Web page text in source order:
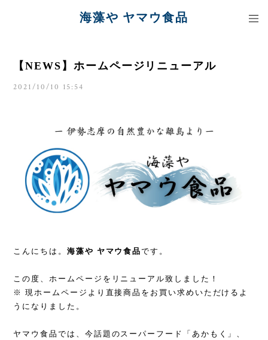
海藻や ヤマウ食品
【NEWS】ホームページリニューアル
2021/10/10 15:54
こんにちは。 海藻や ヤマウ食品です。
この度、ホームページをリニューアル致しました！
※ 現ホームページより直接商品をお買い求めいただけるよ
うになりました。
ヤマウ食品では、今話題のスーパーフード「あかもく」、